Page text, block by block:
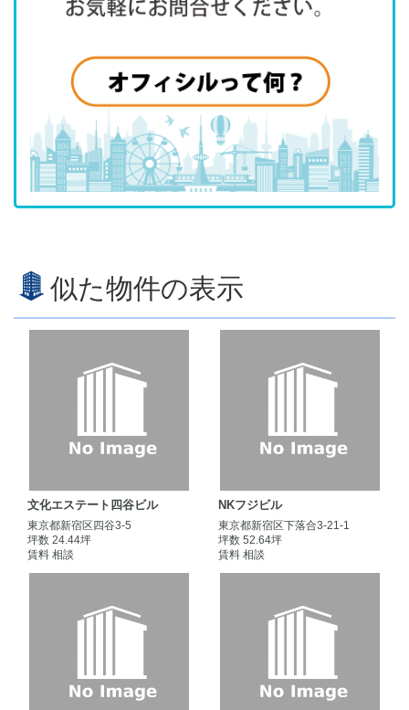
似た物件の表示
文化エステート四谷ビル
東京都新宿区四谷3-5
坪数 24.44坪
賃料 相談
NKフジビル
東京都新宿区下落合3-21-1
坪数 52.64坪
賃料 相談